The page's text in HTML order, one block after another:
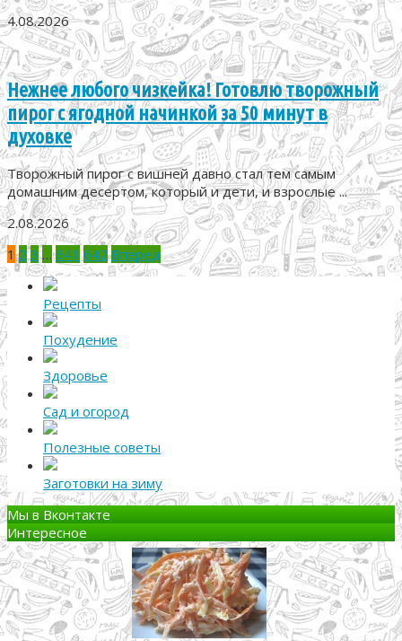
4.08.2026
Нежнее любого чизкейка! Готовлю творожный
пирог с ягодной начинкой за 50 минут в
духовке
Творожный пирог с вишней давно стал тем самым
домашним десертом, который и дети, и взрослые ...
2.08.2026
Пагинация
записей
1 2 3 … 641 642 Вперед
Рецепты
Похудение
Здоровье
Сад и огород
Полезные советы
Заготовки на зиму
Мы в Вконтакте
Интересное